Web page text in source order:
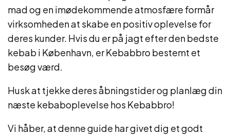
mad og en imødekommende atmosfære formår
virksomheden at skabe en positiv oplevelse for
deres kunder. Hvis du er på jagt efter den bedste
kebab i København, er Kebabbro bestemt et
besøg værd.
Husk at tjekke deres åbningstider og planlæg din
næste kebaboplevelse hos Kebabbro!
Vi håber, at denne guide har givet dig et godt